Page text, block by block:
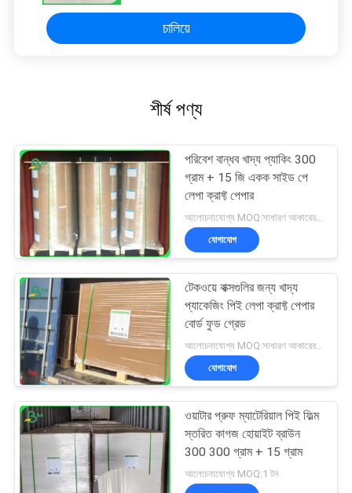
চালিয়ে
শীর্ষ পণ্য
পরিবেশ বান্ধব খাদ্য প্যাকিং 300
গ্রাম + 15 জি একক সাইড পে
লেপা ক্রাফ্ট পেপার
আলোচনাযোগ্য MOQ:সাধারণ আকারের জন্য 1 টন এবং বিশেষ আকারের জন্য 10 টন
যোগাযোগ
টেকওয়ে বাক্সগুলির জন্য খাদ্য
প্যাকেজিং পিই লেপা ক্রাফ্ট পেপার
বোর্ড ফুড গ্রেড
যোগাযোগ
ওয়াটার প্রুফ ম্যাটেরিয়াল পিই ফিল্ম
স্তরিত কাগজ হোয়াইট ব্রাউন
300 300 গ্রাম + 15 গ্রাম
আলোচনাযোগ্য MOQ:1 টন